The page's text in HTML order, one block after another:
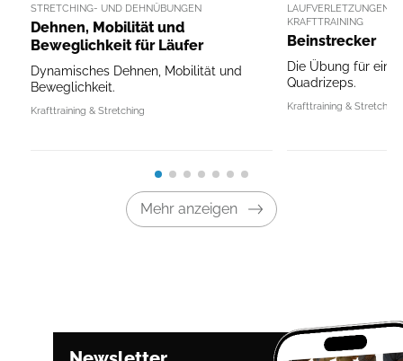
STRETCHING- UND DEHNÜBUNGEN
Dehnen, Mobilität und
Beweglichkeit für Läufer
Dynamisches Dehnen, Mobilität und
Beweglichkeit.
Krafttraining & Stretching
LAUFVERLETZUNGEN
KRAFTTRAINING
Beinstrecker
Die Übung für
Quadrizeps.
Krafttraining & Stretching
Mehr anzeigen